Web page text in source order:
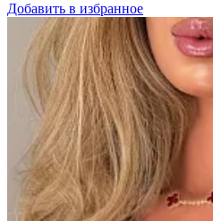
Добавить в избранное